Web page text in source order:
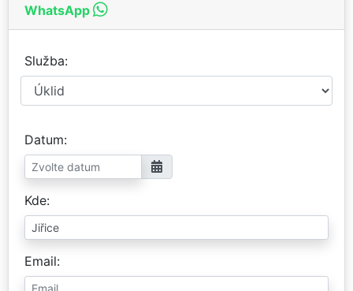
WhatsApp
Služba
Datum
Kde
Email